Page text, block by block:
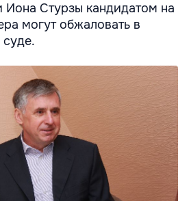
Иона Стурзы кандидатом на
могут обжаловать в